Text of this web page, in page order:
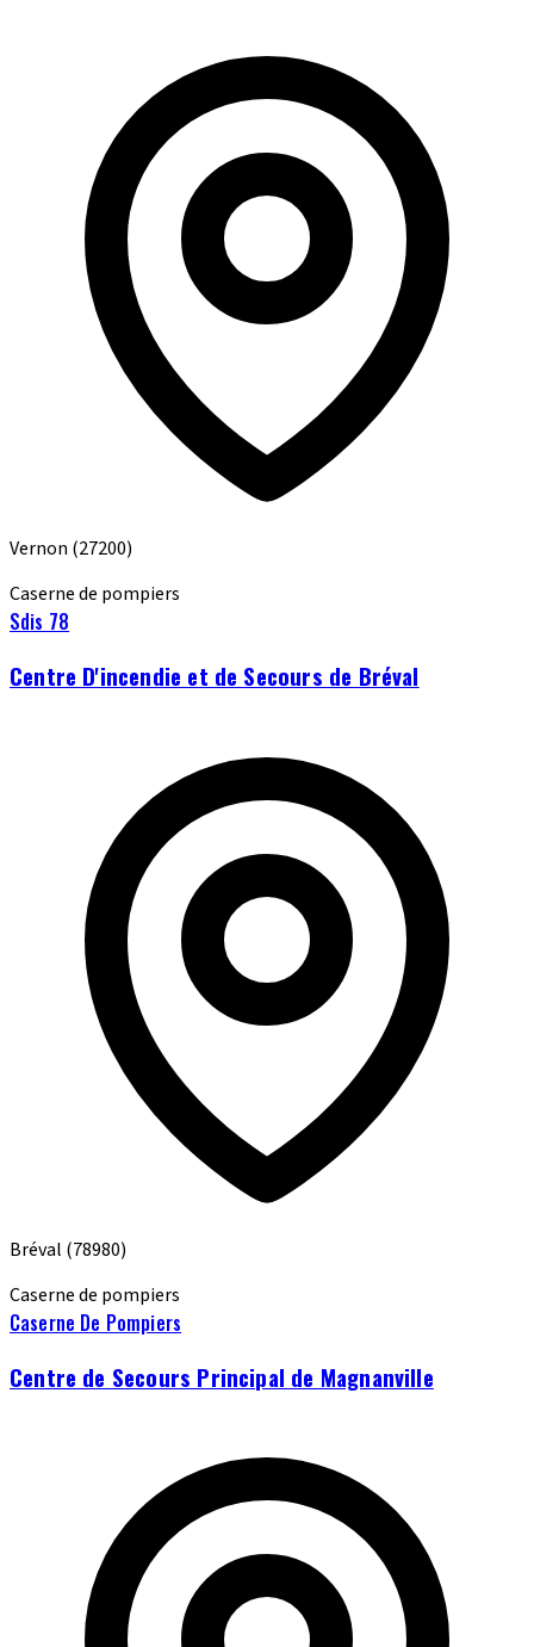
Vernon (27200)
Caserne de pompiers
Sdis 78
Centre D'incendie et de Secours de Bréval
Bréval (78980)
Caserne de pompiers
Caserne De Pompiers
Centre de Secours Principal de Magnanville